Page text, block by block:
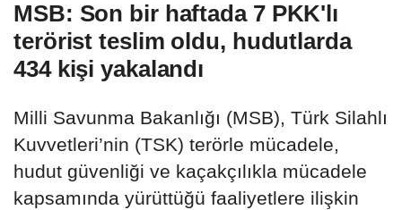
MSB: Son bir haftada 7 PKK'lı
terörist teslim oldu, hudutlarda
434 kişi yakalandı
Milli Savunma Bakanlığı (MSB), Türk Silahlı
Kuvvetleri’nin (TSK) terörle mücadele,
hudut güvenliği ve kaçakçılıkla mücadele
kapsamında yürüttüğü faaliyetlere ilişkin